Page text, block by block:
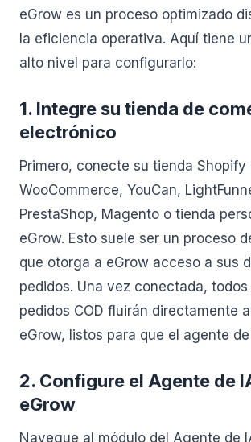
eGrow es un proceso optimizado
la eficiencia operativa. Aquí tiene
alto nivel para configurarlo:
1. Integre su tienda de
electrónico
Primero, conecte su tienda Shopify
WooCommerce, YouCan,
PrestaShop, Magento o tienda
eGrow. Esto suele ser un proceso
que otorga a eGrow acceso a sus
pedidos. Una vez conectada,
pedidos COD fluirán directamente
eGrow, listos para que el agente
2. Configure el Agente de
eGrow
Navegue al módulo del Agente de